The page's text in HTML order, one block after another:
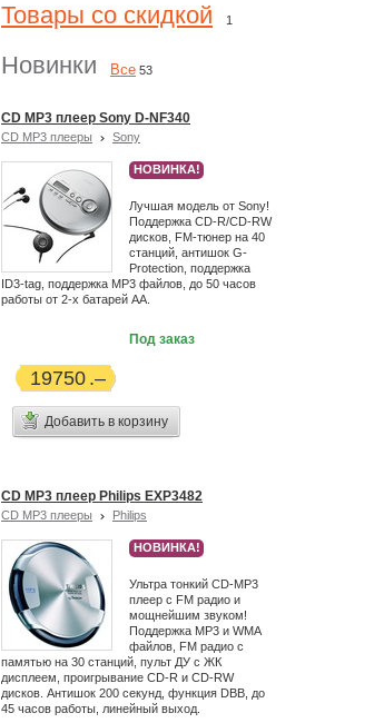
Товары со скидкой 1
Новинки Все 53
CD MP3 плеер Sony D-NF340
CD MP3 плееры Sony
НОВИНКА!
Лучшая модель от Sony!
Поддержка CD-R/CD-RW
дисков, FM-тюнер на 40
станций, антишок G-
Protection, поддержка
ID3-tag, поддержка MP3 файлов, до 50 часов
работы от 2-х батарей АА.
Под заказ
19750
Добавить в корзину
CD MP3 плеер Philips EXP3482
CD MP3 плееры Philips
НОВИНКА!
Ультра тонкий CD-MP3
плеер с FM радио и
мощнейшим звуком!
Поддержка MP3 и WMA
файлов, FM радио с
памятью на 30 станций, пульт ДУ с ЖК
дисплеем, проигрывание CD-R и CD-RW
дисков. Антишок 200 секунд, функция DBB, до
45 часов работы, линейный выход.